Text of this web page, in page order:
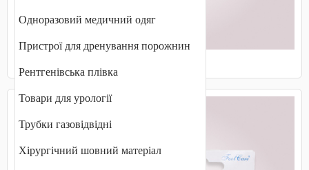
Одноразовий медичний одяг
Пристрої для дренування порожнин
Рентгенівська плівка
Товари для урології
Трубки газовідвідні
Хірургічний шовний матеріал